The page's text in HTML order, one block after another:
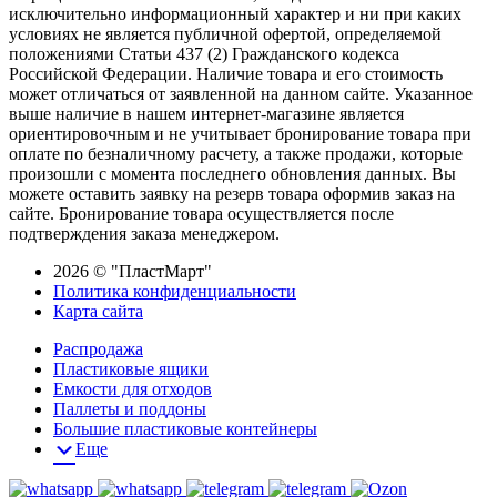
исключительно информационный характер и ни при каких
условиях не является публичной офертой, определяемой
положениями Статьи 437 (2) Гражданского кодекса
Российской Федерации. Наличие товара и его стоимость
может отличаться от заявленной на данном сайте. Указанное
выше наличие в нашем интернет-магазине является
ориентировочным и не учитывает бронирование товара при
оплате по безналичному расчету, а также продажи, которые
произошли с момента последнего обновления данных. Вы
можете оставить заявку на резерв товара оформив заказ на
сайте. Бронирование товара осуществляется после
подтверждения заказа менеджером.
2026 © "ПластМарт"
Политика конфиденциальности
Карта сайта
Распродажа
Пластиковые ящики
Емкости для отходов
Паллеты и поддоны
Большие пластиковые контейнеры
Еще